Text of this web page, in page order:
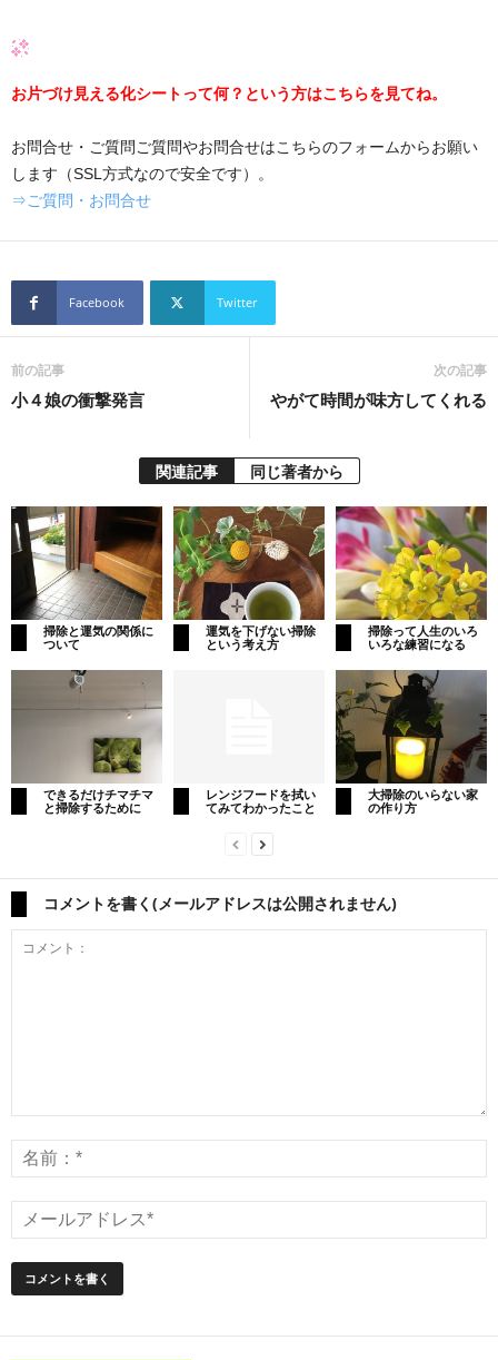
お片づけ見える化シートって何？という方はこちらを見てね。
お問合せ・ご質問ご質問やお問合せはこちらのフォームからお願い
します（SSL方式なので安全です）。
⇒ご質問・お問合せ
Facebook Twitter
前の記事
小４娘の衝撃発言
次の記事
やがて時間が味方してくれる
関連記事 同じ著者から
掃除と運気の関係に
ついて
運気を下げない掃除
という考え方
掃除って人生のいろ
いろな練習になる
できるだけチマチマ
と掃除するために
レンジフードを拭い
てみてわかったこと
大掃除のいらない家
の作り方
コメントを書く(メールアドレスは公開されません)